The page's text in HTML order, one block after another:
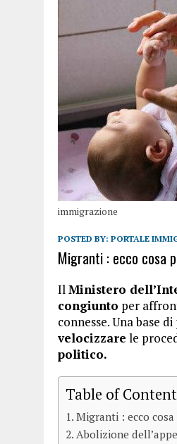
5 DICEMBRE 2024 |
immigrazione
POSTED BY: PORTALE
Migranti : ecco cosa
IlMinistero
congiunto per
connesse. Una base
velocizzare le
politico.
Table of
Migranti : ecco
Abolizione